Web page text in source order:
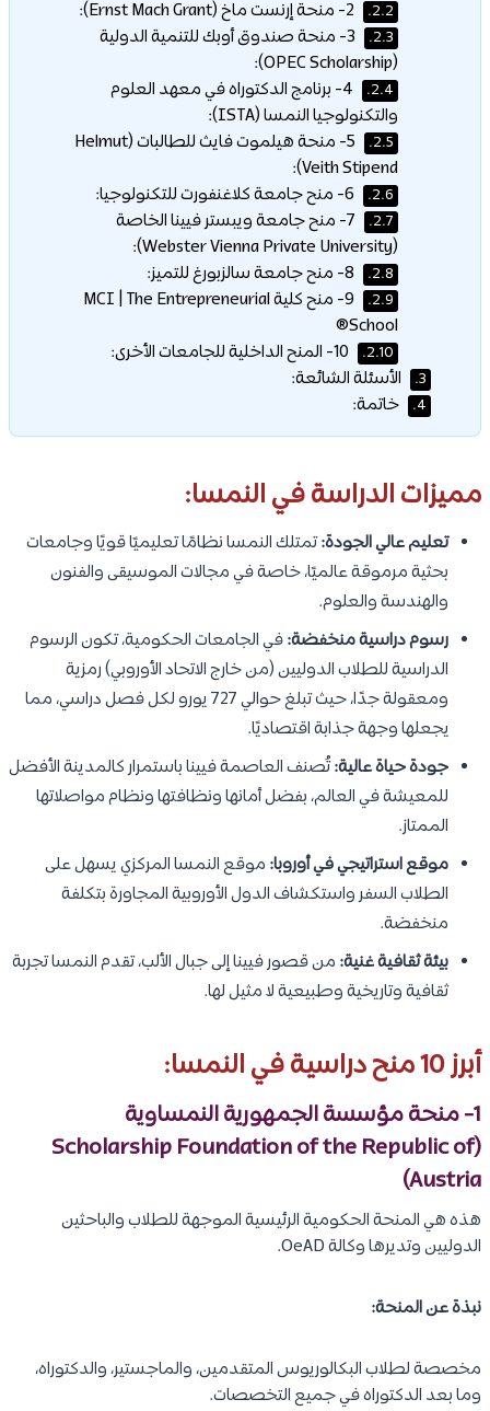
2.2.
2.3.
3- منحة صندوق أوبك للتنمية الدولية
(OPEC Scholarship):
2.4.
4- برنامج الدكتوراه في معهد العلوم
والتكنولوجيا النمسا (ISTA):
2.5.
5- منحة هيلموت فايث للطالبات (Helmut
Veith Stipend):
2.6.
2.7.
7- منح جامعة ويبستر فيينا الخاصة
(Webster Vienna Private University):
2.8.
2.9.
9- منح كلية MCI | The Entrepreneurial
School®
2.10.
3. الأسئلة الشائعة:
4. خاتمة:
مميزات الدراسة في النمسا:
تعليم عالي الجودة:تمتلك النمسا نظامًا تعليميًا قويًا وجامعات
بحثية مرموقة عالميًا، خاصة في مجالات الموسيقى والفنون
والهندسة والعلوم.
رسوم دراسية منخفضة:في الجامعات الحكومية، تكون الرسوم
الدراسية للطلاب الدوليين (من خارج الاتحاد الأوروبي) رمزية
ومعقولة جدًا، حيث تبلغ حوالي 727 يورو لكل فصل دراسي، مما
يجعلها وجهة جذابة اقتصاديًا.
جودة حياة عالية:تُصنف العاصمة فيينا باستمرار كالمدينة الأفضل
للمعيشة في العالم، بفضل أمانها ونظافتها ونظام مواصلاتها
الممتاز.
موقع استراتيجي في أوروبا: موقع النمسا المركزي يسهل على
الطلاب السفر واستكشاف الدول الأوروبية المجاورة بتكلفة
منخفضة.
بيئة ثقافية غنية: من قصور فيينا إلى جبال الألب، تقدم النمسا تجربة
ثقافية وتاريخية وطبيعية لا مثيل لها.
أبرز 10 منح دراسية في النمسا:
1- منحة مؤسسة الجمهورية النمساوية
(Scholarship Foundation of the Republic of
Austria)
هذه هي المنحة الحكومية الرئيسية الموجهة للطلاب والباحثين
الدوليين وتديرها وكالة OeAD.
نبذة عن المنحة:
مخصصة لطلاب البكالوريوس المتقدمين، والماجستير، والدكتوراه،
وما بعد الدكتوراه في جميع التخصصات.